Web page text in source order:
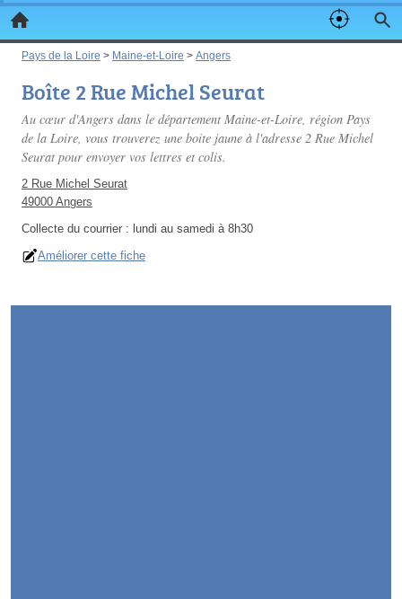
Pays de la Loire > Maine-et-Loire > Angers
Boîte 2 Rue Michel Seurat
Au cœur d'Angers dans le département Maine-et-Loire, région Pays
de la Loire, vous trouverez une boite jaune à l'adresse 2 Rue Michel
Seurat pour envoyer vos lettres et colis.
2 Rue Michel Seurat
49000 Angers
Collecte du courrier : lundi au samedi à 8h30
Améliorer cette fiche